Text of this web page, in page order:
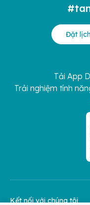
Đặt
Tải App
Trải nghiệm tính
Kết nối với chúng tôi